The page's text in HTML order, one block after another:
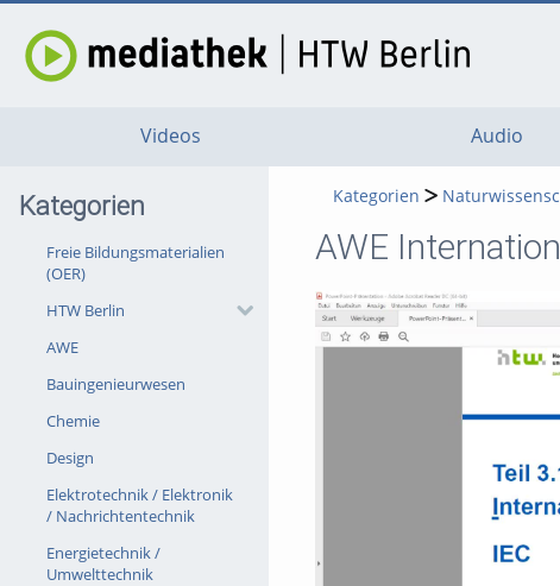
Videos Audio
Kategorien
Freie Bildungsmaterialien
(OER)
HTW Berlin
AWE
Bauingenieurwesen
Chemie
Design
Elektrotechnik / Elektronik
/ Nachrichtentechnik
Energietechnik /
Umwelttechnik
Kategorien
AWE